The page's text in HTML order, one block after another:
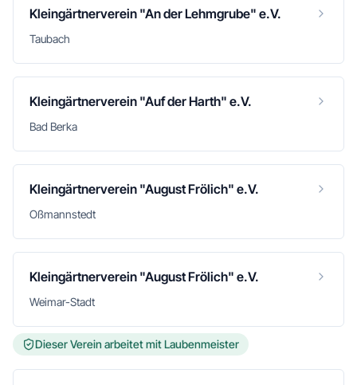
Kleingärtnerverein "An der Lehmgrube" e.V.
Taubach
Kleingärtnerverein "Auf der Harth" e.V.
Bad Berka
Kleingärtnerverein "August Frölich" e.V.
Oßmannstedt
Kleingärtnerverein "August Frölich" e.V.
Weimar-Stadt
Dieser Verein arbeitet mit Laubenmeister